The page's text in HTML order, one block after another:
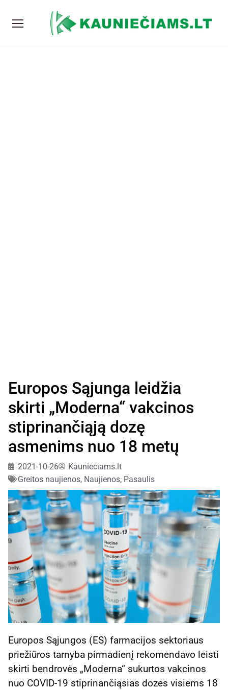
Europos Sąjunga leidžia
skirti „Moderna“ vakcinos
stiprinančiąją dozę
asmenims nuo 18 metų
2021-10-26
Kaunieciams.lt
Greitos naujienos, Naujienos, Pasaulis
Europos Sąjungos (ES) farmacijos sektoriaus
priežiūros tarnyba pirmadienį rekomendavo leisti
skirti bendrovės „Moderna“ sukurtos vakcinos
nuo COVID-19 stiprinančiąsias dozes visiems 18